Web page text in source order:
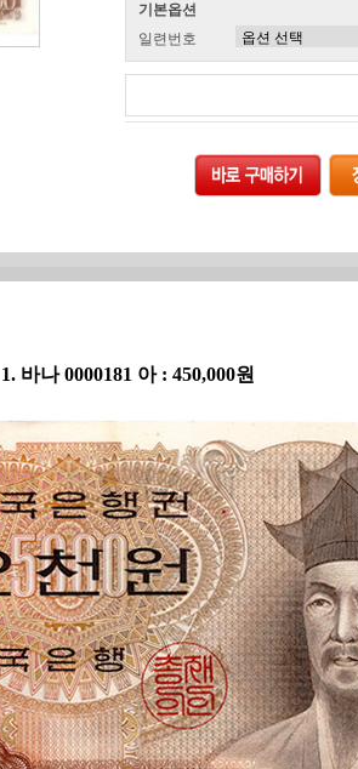
기본옵션
일련번호
1. 바나 0000181 아 : 450,000원